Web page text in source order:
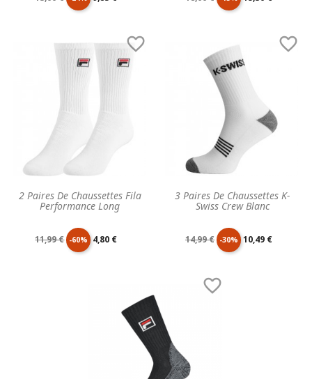
base
2 Paires De Chaussettes Fila
Performance Long

Prix
11,99 € -60% Prix
4,80 €
3 Paires De Chaussettes K-
Swiss Crew Blanc

Prix
14,99 € -30% Prix
10,49 €
